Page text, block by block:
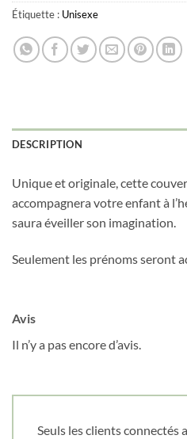
Étiquette : Unisexe
DESCRIPTION
Unique et originale, cette
accompagnera votre enfant à
saura éveiller son imagination.
Seulement les prénoms seront
Avis
Il n’y a pas encore d’avis.
Seuls les clients connectés
notre
Nom*
Cliquez ici pour